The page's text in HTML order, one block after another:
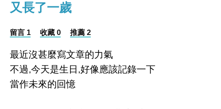
又長了一歲
留言 1 收藏 0 推薦 2
最近沒甚麼寫文章的力氣
不過,今天是生日,好像應該記錄一下
當作未來的回憶